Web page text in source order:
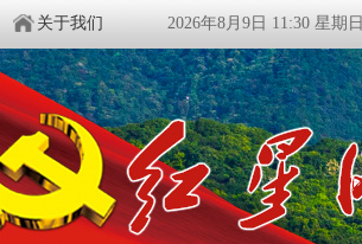
关于我们 2026年8月9日 11:30 星期日